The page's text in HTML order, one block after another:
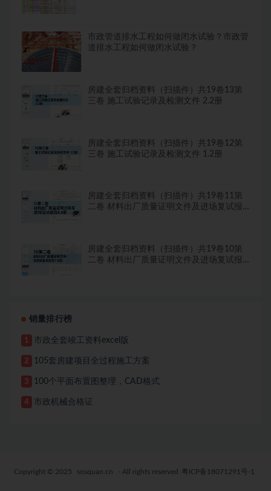
市政管道排水工程如何做闭水试验？市政管
道排水工程如何做闭水试验？
房建全套归档资料（扫描件）共19卷13第
三卷 施工试验记录及检测文件 2.2册
房建全套归档资料（扫描件）共19卷12第
三卷 施工试验记录及检测文件 1.2册
房建全套归档资料（扫描件）共19卷11第
二卷 材料出厂质量证明文件及进场复试报
房建全套归档资料（扫描件）共19卷10第
二卷 材料出厂质量证明文件及进场复试报
销量排行榜
1 市政全套竣工资料excel版
2 105套房建项目全过程施工方案
3 100个平面布置图整理，CAD格式
4 市政机械合格证
Copyright © 2025 sosquan.cn - All rights reserved 粤ICP备18071291号-1